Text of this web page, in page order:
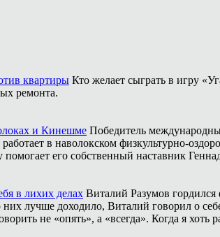
квартиры Кто желает сыграть в игру
ремонта.
и Кинешме Победитель
в наволокском физкультурно-
его собственный наставник
в лихих делах Виталий Разумов гордился
лучше доходило, Виталий говорил о
не «опять», а «всегда». Когда я хоть